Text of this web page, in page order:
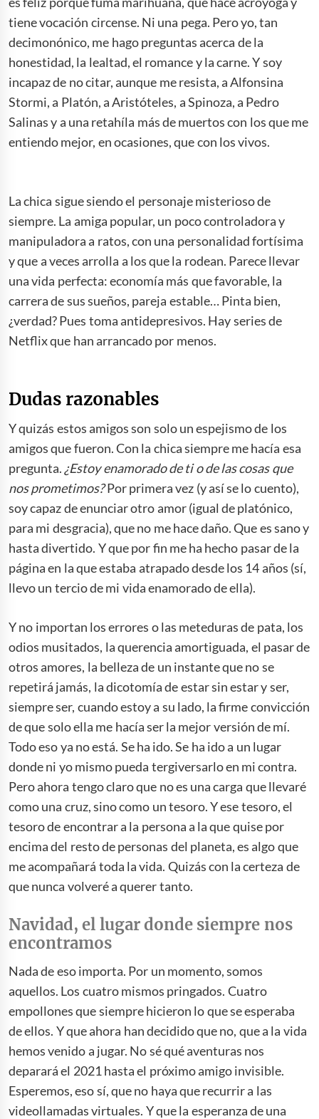
tiene vocación circense. Ni una pega. Pero yo, tan
decimonónico, me hago preguntas acerca de la
honestidad, la lealtad, el romance y la carne. Y soy
incapaz de no citar, aunque me resista, a Alfonsina
Stormi, a Platón, a Aristóteles, a Spinoza, a Pedro
Salinas y a una retahíla más de muertos con los que me
entiendo mejor, en ocasiones, que con los vivos.
La chica sigue siendo el personaje misterioso de
siempre. La amiga popular, un poco controladora y
manipuladora a ratos, con una personalidad fortísima
y que a veces arrolla a los que la rodean. Parece llevar
una vida perfecta: economía más que favorable, la
carrera de sus sueños, pareja estable… Pinta bien,
¿verdad? Pues toma antidepresivos. Hay series de
Netflix que han arrancado por menos.
Dudas razonables
Y quizás estos amigos son solo un espejismo de los
amigos que fueron. Con la chica siempre me hacía esa
pregunta. ¿Estoy enamorado de ti o de las cosas que
nos prometimos?Por primera vez (y así se lo cuento),
soy capaz de enunciar otro amor (igual de platónico,
para mi desgracia), que no me hace daño. Que es sano y
hasta divertido. Y que por fin me ha hecho pasar de la
página en la que estaba atrapado desde los 14 años (sí,
llevo un tercio de mi vida enamorado de ella).
Y no importan los errores o las meteduras de pata, los
odios musitados, la querencia amortiguada, el pasar de
otros amores, la belleza de un instante que no se
repetirá jamás, la dicotomía de estar sin estar y ser,
siempre ser, cuando estoy a su lado, la firme convicción
de que solo ella me hacía ser la mejor versión de mí.
Todo eso ya no está. Se ha ido. Se ha ido a un lugar
donde ni yo mismo pueda tergiversarlo en mi contra.
Pero ahora tengo claro que no es una carga que llevaré
como una cruz, sino como un tesoro. Y ese tesoro, el
tesoro de encontrar a la persona a la que quise por
encima del resto de personas del planeta, es algo que
me acompañará toda la vida. Quizás con la certeza de
que nunca volveré a querer tanto.
Navidad, el lugar donde siempre nos
encontramos
Nada de eso importa. Por un momento, somos
aquellos. Los cuatro mismos pringados. Cuatro
empollones que siempre hicieron lo que se esperaba
de ellos. Y que ahora han decidido que no, que a la vida
hemos venido a jugar. No sé qué aventuras nos
deparará el 2021 hasta el próximo amigo invisible.
Esperemos, eso sí, que no haya que recurrir a las
videollamadas virtuales. Y que la esperanza de una